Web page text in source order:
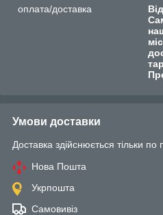
оплата/доставка
Умови доставки
Доставка здійснюється тільки по
Нова Пошта
Укрпошта
Самовивіз